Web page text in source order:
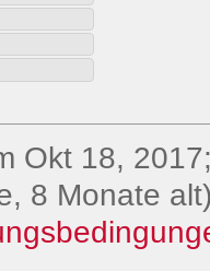
Okt 18,
8 Monate